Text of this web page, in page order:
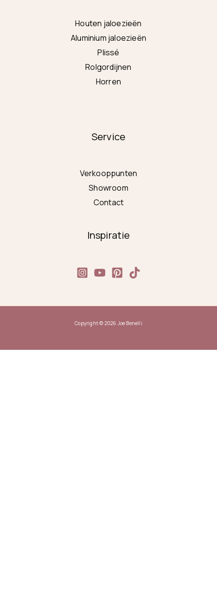
Houten jaloezieën
Aluminium jaloezieën
Plissé
Rolgordijnen
Horren
Service
Verkooppunten
Showroom
Contact
Inspiratie
Copyright © 2026 Joe Benelli